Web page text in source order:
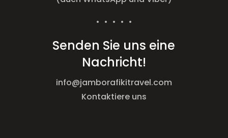
• • • • •
Senden Sie uns eine
Nachricht!
info@jamborafikitravel.com
Kontaktiere uns